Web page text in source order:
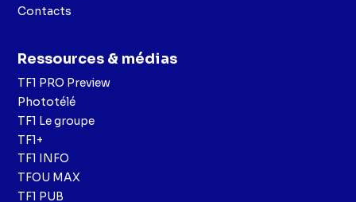
Contacts
Ressources & médias
TF1 PRO Preview
Phototélé
TF1 Le groupe
TF1+
TF1 INFO
TFOU MAX
TF1 PUB